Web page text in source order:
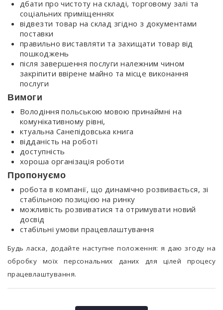
дбати про чистоту на складі, торговому залі та
соціальних приміщеннях
відвезти товар на склад згідно з документами
поставки
правильно виставляти та захищати товар від
пошкоджень
після завершення послуги належним чином
закріпити ввірене майно та місце виконання
послуги
Вимоги
Володіння польською мовою принаймні на
комунікативному рівні,
ктуальна Санепідовська книга
відданість на роботі
доступність
хороша організація роботи
Пропонуємо
робота в компанії, що динамічно розвивається, зі
стабільною позицією на ринку
можливість розвиватися та отримувати новий
досвід
стабільні умови працевлаштування
Будь ласка, додайте наступне положення: я даю згоду на
обробку моїх персональних даних для цілей процесу
працевлаштування.